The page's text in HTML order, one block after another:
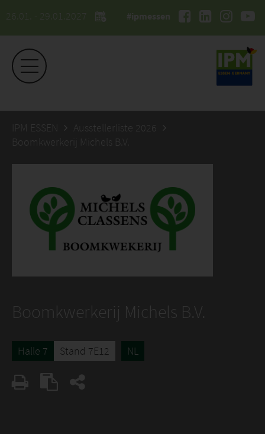
26.01. - 29.01.2027 #ipmessen
IPM ESSEN
Ausstellerliste 2026
Boomkwerkerij Michels B.V.
Boomkwerkerij Michels B.V.
Halle 7 Stand 7E12 NL